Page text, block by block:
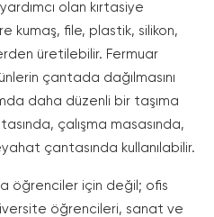
olan kırtasiye
kumaş, file, plastik, silikon,
üretilebilir. Fermuar
çantada dağılmasını
daha düzenli bir taşıma
çalışma masasında,
çantasında kullanılabilir.
öğrenciler için değil; ofis
öğrencileri, sanat ve